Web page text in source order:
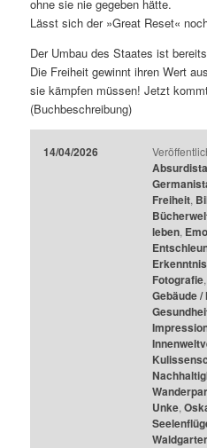
ohne sie nie gegeben hätte.
Lässt sich der »Great Reset«
Der Umbau des Staates ist
Die Freiheit gewinnt ihren Wert
sie kämpfen müssen! Jetzt
(Buchbeschreibung)
14/04/2026
Freiheit,
leben,
Erkenntnis
Fotografie,
Gebäude /
Unke,